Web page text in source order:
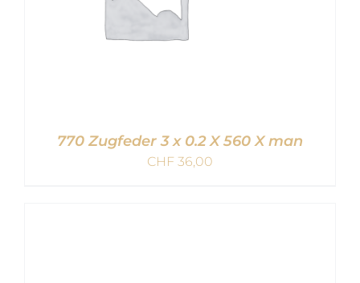
770 Zugfeder 3 x 0.2 X 560 X man
CHF 36,00